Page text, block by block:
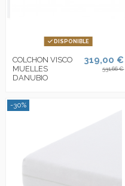
DISPONIBLE
COLCHON VISCO
MUELLES
DANUBIO
319,00 €
531,66 €
-30%